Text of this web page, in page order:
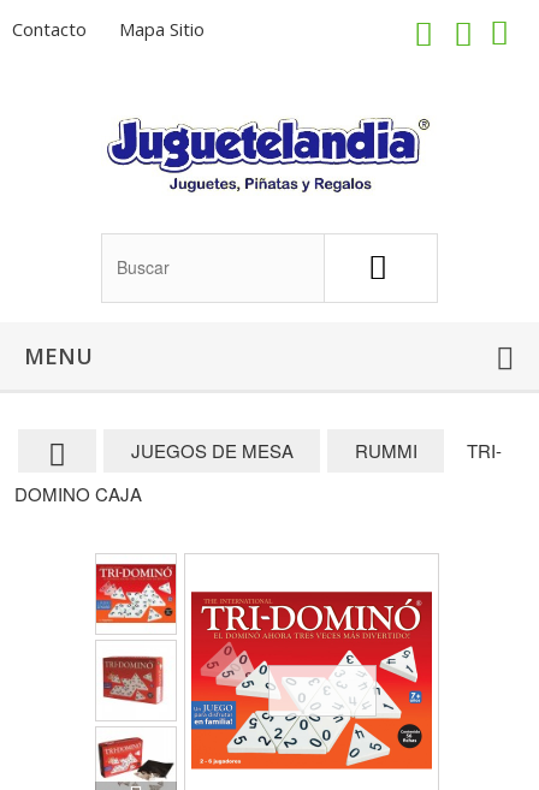
Contacto Mapa Sitio
MENU
JUEGOS DE MESA RUMMI
TRI-
DOMINO CAJA